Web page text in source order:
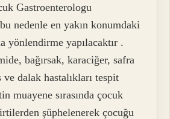
Gastroenterologu
nedenle en yakın konumdaki
yönlendirme yapılacaktır .
bağırsak, karaciğer, safra
ve dalak hastalıkları tespit
muayene sırasında çocuk
şüphelenerek çocuğu